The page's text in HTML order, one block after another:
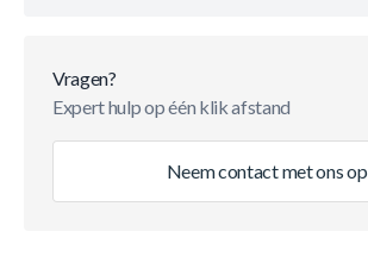
Vragen?
Expert hulp op één klik afstand
Neem contact met ons op